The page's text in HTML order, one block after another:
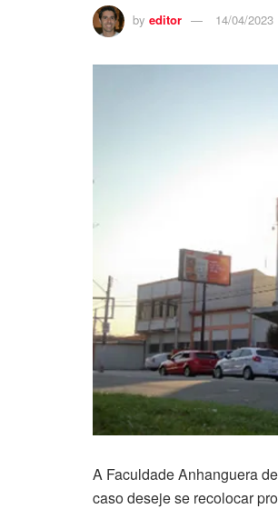
by editor 14/04/2023
A Faculdade Anhanguera de
caso deseje se recolocar